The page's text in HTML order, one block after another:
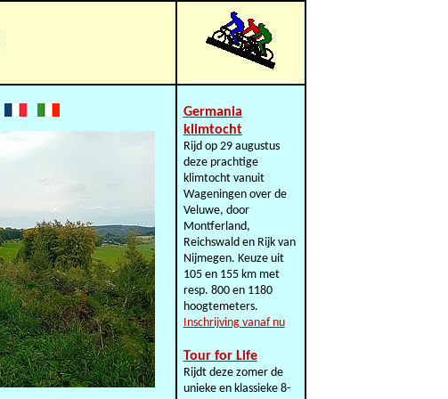
Germania
klimtocht
Rijd op 29 augustus
deze prachtige
klimtocht vanuit
Wageningen over de
Veluwe, door
Montferland,
Reichswald en Rijk van
Nijmegen. Keuze uit
105 en 155 km met
resp. 800 en 1180
hoogtemeters.
Inschrijving vanaf nu
Tour for Life
Rijdt deze zomer de
unieke en klassieke 8-